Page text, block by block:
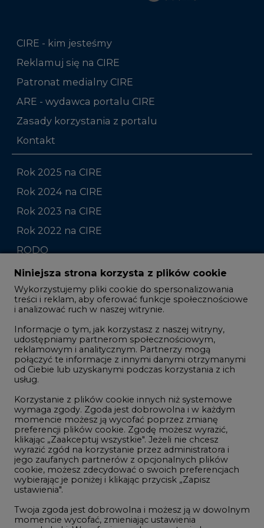
Rok 2025 na CIRE
Rok 2024 na CIRE
Zmiany kadrowe na rynku
Studio CIRE
Rozmowy o energetyce
Gospodarka
Geopolityka
LTE450
Innowacje i AI
Telekomunikacja i IT
Handel emisjami CO2
Wodór
Górnictwo
Niniejsza strona korzysta z plików cookie
Wykorzystujemy pliki cookie do spersonalizowania
treści i reklam, aby oferować funkcje społecznościowe
i analizować ruch w naszej witrynie.
Informacje o tym, jak korzystasz z naszej witryny,
udostępniamy partnerom społecznościowym,
reklamowym i analitycznym. Partnerzy mogą
połączyć te informacje z innymi danymi otrzymanymi
od Ciebie lub uzyskanymi podczas korzystania z ich
usług.
Korzystanie z plików cookie innych niż systemowe
wymaga zgody. Zgoda jest dobrowolna i w każdym
momencie możesz ją wycofać poprzez zmianę
preferencji plików cookie. Zgodę możesz wyrazić,
klikając „Zaakceptuj wszystkie". Jeżeli nie chcesz
wyrazić zgód na korzystanie przez administratora i
jego zaufanych partnerów z opcjonalnych plików
cookie, możesz zdecydować o swoich preferencjach
wybierając je poniżej i klikając przycisk „Zapisz
ustawienia".
Twoja zgoda jest dobrowolna i możesz ją w dowolnym
momencie wycofać, zmieniając ustawienia